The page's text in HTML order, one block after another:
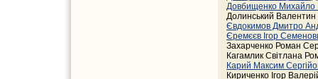
Довбищенко Михайло
Долинський Валентин
Євдокимов Дмитро
Єремєєв Ігор
Захарченко Роман
Кагамлик Світлана
Карий Максим
Кириченко Ігор